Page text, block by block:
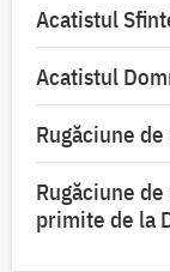
Acatistul
Acatistul
Rugăciune
Rugăciune
primite de la